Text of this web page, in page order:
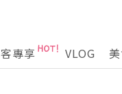
專享 VLOG